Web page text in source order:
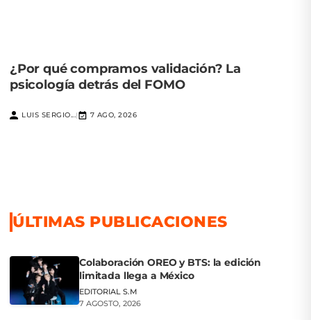
¿Por qué compramos validación? La
psicología detrás del FOMO
LUIS SERGIO...| 7 AGO, 2026
ÚLTIMAS PUBLICACIONES
Colaboración OREO y BTS: la edición
limitada llega a México
EDITORIAL S.M
7 AGOSTO, 2026